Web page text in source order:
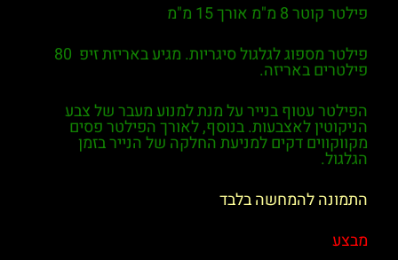
פילטר קוטר 8 מ"מ אורך 15 מ"מ
פילטר מספוג לגלגול סיגריות. מגיע באריזת זיפ 80
פילטרים באריזה.
הפילטר עטוף בנייר על מנת למנוע מעבר של צבע
הניקוטין לאצבעות. בנוסף, לאורך הפילטר פסים
מקווקווים דקים למניעת החלקה של הנייר בזמן
הגלגול.
התמונה להמחשה בלבד
מבצע